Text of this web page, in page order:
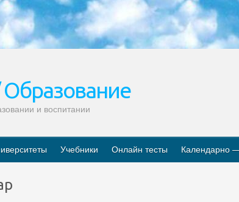
Образование
и воспитании
Учебники Онлайн тесты Календарно